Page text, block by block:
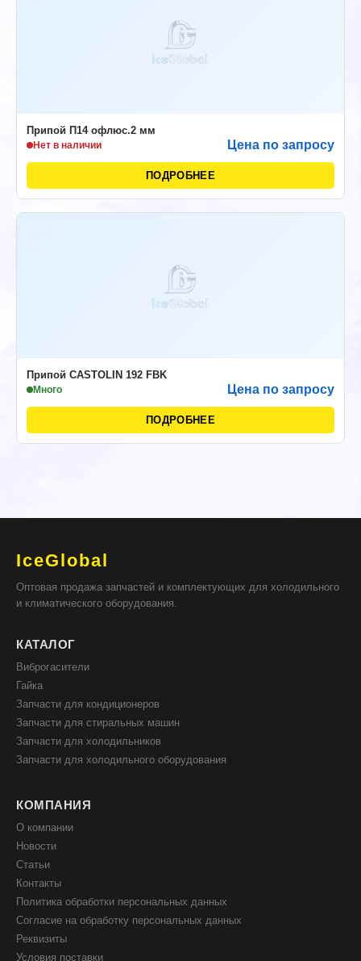
Припой П14 офлюс.2 мм
Нет в наличии Цена по запросу
ПОДРОБНЕЕ
Припой CASTOLIN 192 FBK
Много Цена по запросу
ПОДРОБНЕЕ
IceGlobal
Оптовая продажа запчастей и комплектующих для холодильного
и климатического оборудования.
КАТАЛОГ
Виброгасители
Гайка
Запчасти для кондиционеров
Запчасти для стиральных машин
Запчасти для холодильников
Запчасти для холодильного оборудования
КОМПАНИЯ
О компании
Новости
Статьи
Контакты
Политика обработки персональных данных
Согласие на обработку персональных данных
Реквизиты
Условия поставки